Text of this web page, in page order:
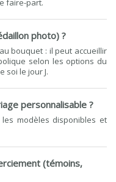
faire-part.
photo) ?
bouquet : il peut accueillir
selon les options du
soi le jour J.
personnalisable ?
les modèles disponibles et
(témoins,